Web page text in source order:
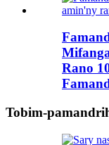
Rano
Tobim-